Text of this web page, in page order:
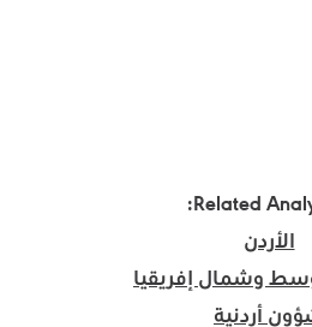
Related
الأردن
وشمال إفريقيا
أردنية